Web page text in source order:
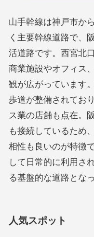
山手幹線は神戸市か
く主要幹線道路で、
活道路です。西宮北
商業施設やオフィス
観が広がっています
歩道が整備されてお
ス業の店舗も点在。
も接続しているため
相性も良いのが特徴
して日常的に利用さ
る基盤的な道路とな
人気スポット